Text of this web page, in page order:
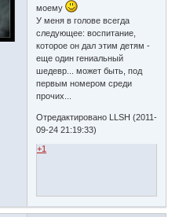
моему
У меня в голове всегда
следующее: воспитание,
которое он дал этим детям -
еще один гениальный
шедевр... может быть, под
первым номером среди
прочих...
Отредактировано LLSH (2011-
09-24 21:19:33)
+1